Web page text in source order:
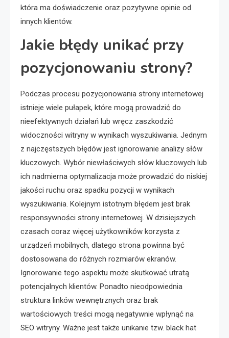
która ma doświadczenie oraz pozytywne opinie od
innych klientów.
Jakie błędy unikać przy
pozycjonowaniu strony?
Podczas procesu pozycjonowania strony internetowej
istnieje wiele pułapek, które mogą prowadzić do
nieefektywnych działań lub wręcz zaszkodzić
widoczności witryny w wynikach wyszukiwania. Jednym
z najczęstszych błędów jest ignorowanie analizy słów
kluczowych. Wybór niewłaściwych słów kluczowych lub
ich nadmierna optymalizacja może prowadzić do niskiej
jakości ruchu oraz spadku pozycji w wynikach
wyszukiwania. Kolejnym istotnym błędem jest brak
responsywności strony internetowej. W dzisiejszych
czasach coraz więcej użytkowników korzysta z
urządzeń mobilnych, dlatego strona powinna być
dostosowana do różnych rozmiarów ekranów.
Ignorowanie tego aspektu może skutkować utratą
potencjalnych klientów. Ponadto nieodpowiednia
struktura linków wewnętrznych oraz brak
wartościowych treści mogą negatywnie wpłynąć na
SEO witryny. Ważne jest także unikanie tzw. black hat